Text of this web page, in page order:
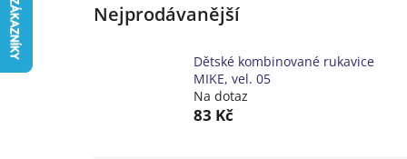
Nejprodávanější
Dětské kombinované rukavice
MIKE, vel. 05
Na dotaz
83 Kč